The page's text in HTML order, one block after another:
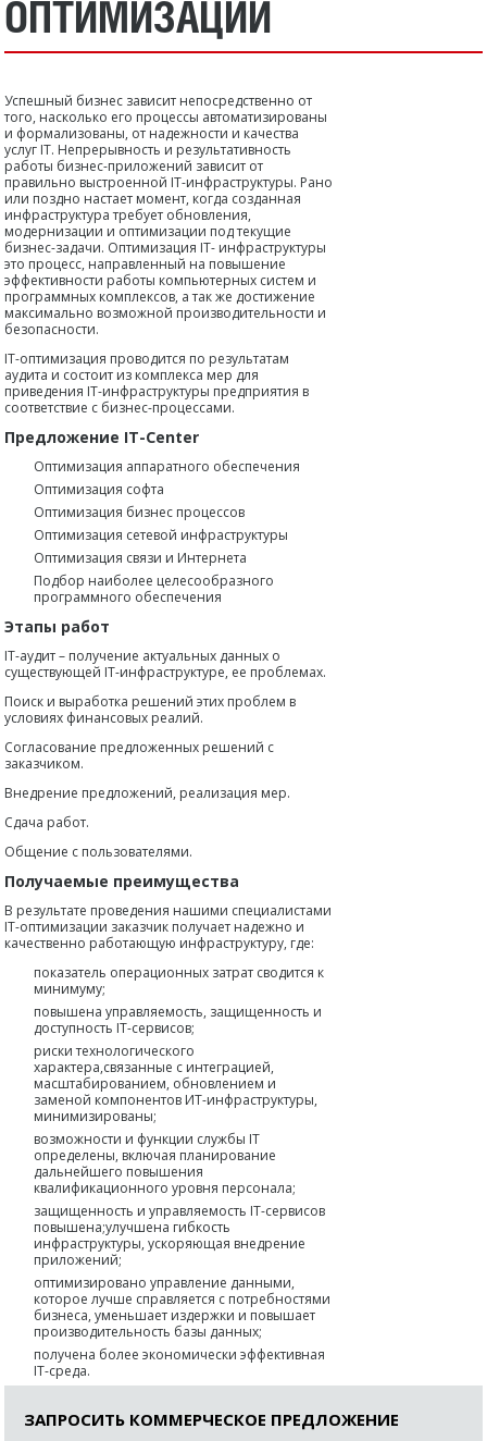
ОПТИМИЗАЦИИ
Успешный бизнес зависит непосредственно от
того, насколько его процессы автоматизированы
и формализованы, от надежности и качества
услуг IT. Непрерывность и результативность
работы бизнес-приложений зависит от
правильно выстроенной IT-инфраструктуры. Рано
или поздно настает момент, когда созданная
инфраструктура требует обновления,
модернизации и оптимизации под текущие
бизнес-задачи. Оптимизация IT- инфраструктуры
это процесс, направленный на повышение
эффективности работы компьютерных систем и
программных комплексов, а так же достижение
максимально возможной производительности и
безопасности.
IT-оптимизация проводится по результатам
аудита и состоит из комплекса мер для
приведения IT-инфраструктуры предприятия в
соответствие с бизнес-процессами.
Предложение IT-Center
Оптимизация аппаратного обеспечения
Оптимизация софта
Оптимизация бизнес процессов
Оптимизация сетевой инфраструктуры
Оптимизация связи и Интернета
Подбор наиболее целесообразного
программного обеспечения
Этапы работ
IT-аудит – получение актуальных данных о
существующей IT-инфраструктуре, ее проблемах.
Поиск и выработка решений этих проблем в
условиях финансовых реалий.
Согласование предложенных решений с
заказчиком.
Внедрение предложений, реализация мер.
Сдача работ.
Общение с пользователями.
Получаемые преимущества
В результате проведения нашими специалистами
IT-оптимизации заказчик получает надежно и
качественно работающую инфраструктуру, где:
показатель операционных затрат сводится к
минимуму;
повышена управляемость, защищенность и
доступность IT-сервисов;
риски технологического
характера,связанные с интеграцией,
масштабированием, обновлением и
заменой компонентов ИТ-инфраструктуры,
минимизированы;
возможности и функции службы IT
определены, включая планирование
дальнейшего повышения
квалификационного уровня персонала;
защищенность и управляемость IT-сервисов
повышена;улучшена гибкость
инфраструктуры, ускоряющая внедрение
приложений;
оптимизировано управление данными,
которое лучше справляется с потребностями
бизнеса, уменьшает издержки и повышает
производительность базы данных;
получена более экономически эффективная
IT-среда.
ЗАПРОСИТЬ КОММЕРЧЕСКОЕ ПРЕДЛОЖЕНИЕ